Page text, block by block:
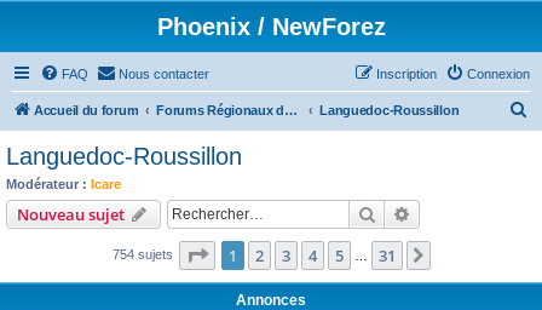
Phoenix / NewForez
FAQ Nous contacter Connexion
Inscription
Accueil du forum Forums Régionaux des Cistes Languedoc-Roussillon
c
Languedoc-Roussillon
Modérateur : Icare
Nouveau sujet Rechercher
754 sujets Page 1sur31
1 2 3 4 5 31
Annonces